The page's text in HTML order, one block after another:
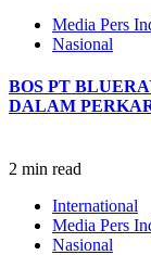
Media Pers
Nasional
BOS PT
DALAM
2 min read
International
Media Pers
Nasional